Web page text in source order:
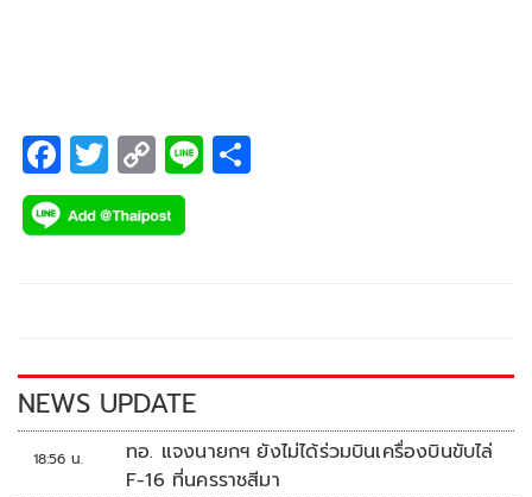
F
ac
e
k
T
wi
tt
C
o
p
k
Li
NEWS UPDATE
18:56 น.
ทอ. แจงนายกฯ ยังไม่ได้ร่วมบินเครื่องบินขับไล่
F-16 ที่นครราชสีมา